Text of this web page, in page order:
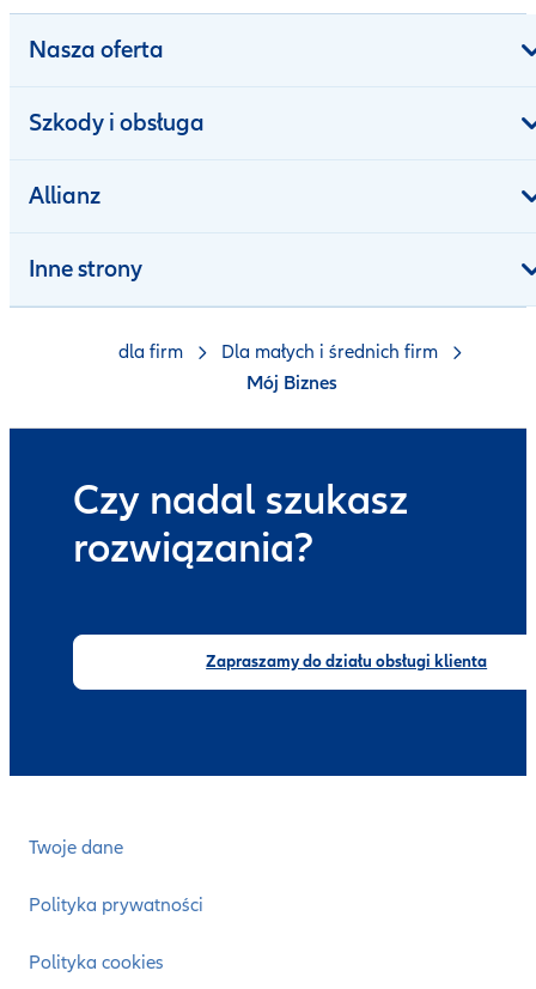
Nasza oferta
Szkody i obsługa
Allianz
Inne strony
Czy nadal szukasz
rozwiązania?
Zapraszamy do działu obsługi klienta
Twoje dane
Polityka prywatności
Polityka cookies
dla firm
Dla małych i średnich firm
Mój Biznes